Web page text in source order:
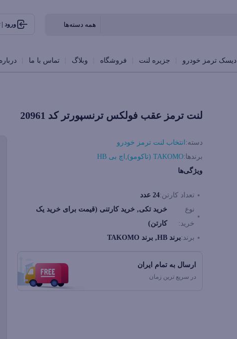
ورود |
دیسک ترمز خودرو جزیره لنت فروشگاه وبلاگ تماس با ما
لنت ترمز عقب فولکس ترنسپورتر کد 20961
دسته:انتخاب لنت ترمز خودرو
برندها:TAKOMO (تاکومو)
اچ بی HB
ویژگی‌ها
تعداد کارتن:24 عدد
نوع
خرید:
خرید تکی, خرید کارتنی (قیمت برای خرید یک
کارتن)
برند:برند HB, برند TAKOMO
ارسال به تمام ایران
در سریع ترین زمان